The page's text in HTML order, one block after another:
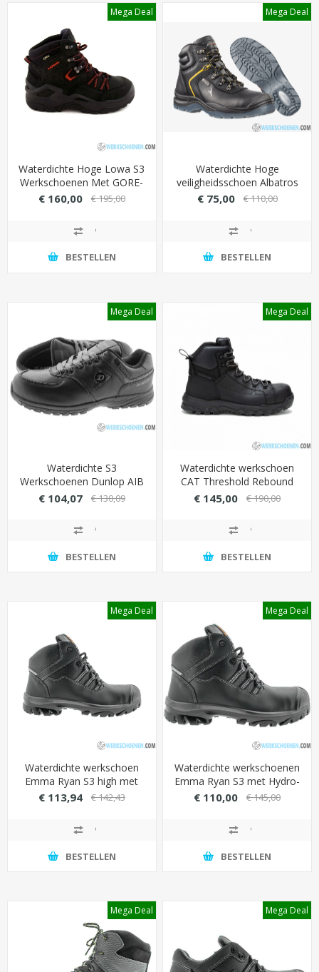
Mega Deal
Waterdichte Hoge Lowa S3
Werkschoenen Met GORE-
TEX Membraan
€ 160,00 € 195,00
BESTELLEN
Mega Deal
Waterdichte Hoge
veiligheidsschoen Albatros
63.112 S3
€ 75,00 € 110,00
BESTELLEN
Mega Deal
Waterdichte S3
Werkschoenen Dunlop AIB
S3
€ 104,07 € 130,09
BESTELLEN
Mega Deal
Waterdichte werkschoen
CAT Threshold Rebound
S7L met krachtige
€ 145,00 € 190,00
BESTELLEN
Mega Deal
Waterdichte werkschoen
Emma Ryan S3 high met
slijtvaste overneus
€ 113,94 € 142,43
BESTELLEN
Mega Deal
Waterdichte werkschoenen
Emma Ryan S3 met Hydro-
Tec binnenvoering (extra
€ 110,00 € 145,00
BESTELLEN
Mega Deal Mega Deal